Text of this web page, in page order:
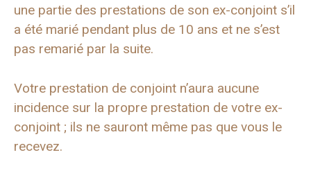
une partie des prestations de son ex-conjoint s’il
a été marié pendant plus de 10 ans et ne s’est
pas remarié par la suite.
Votre prestation de conjoint n’aura aucune
incidence sur la propre prestation de votre ex-
conjoint ; ils ne sauront même pas que vous le
recevez.